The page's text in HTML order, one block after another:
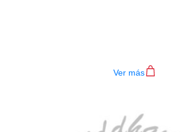
Ver más